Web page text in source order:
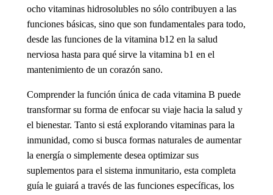
ocho vitaminas hidrosolubles no sólo contribuyen a las
funciones básicas, sino que son fundamentales para todo,
desde las funciones de la vitamina b12 en la salud
nerviosa hasta para qué sirve la vitamina b1 en el
mantenimiento de un corazón sano.
Comprender la función única de cada vitamina B puede
transformar su forma de enfocar su viaje hacia la salud y
el bienestar. Tanto si está explorando vitaminas para la
inmunidad, como si busca formas naturales de aumentar
la energía o simplemente desea optimizar sus
suplementos para el sistema inmunitario, esta completa
guía le guiará a través de las funciones específicas, los